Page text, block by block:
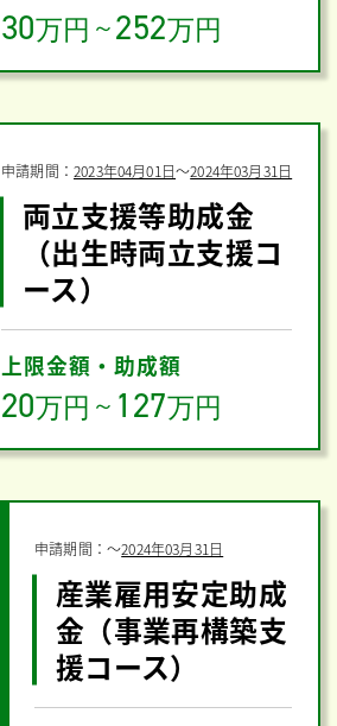
30万円 ～252万円
申請期間：2023年04月01日〜2024年03月31日
両立支援等助成金
（出生時両立支援コ
ース）
上限金額・助成額
20万円 ～ 127万円
申請期間：〜2024年03月31日
産業雇用安定助成
金（事業再構築支
援コース）